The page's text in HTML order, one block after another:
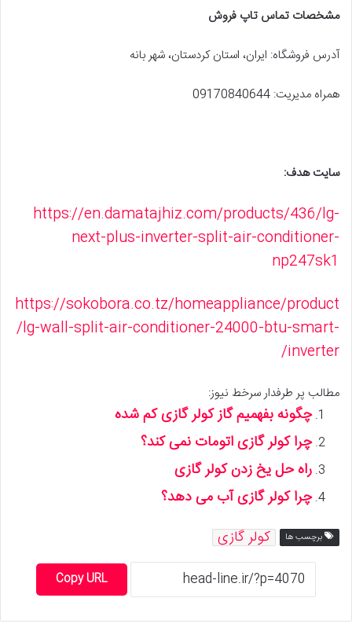
مشخصات تماس تاپ فروش
آدرس فروشگاه: ایران، استان کردستان، شهر بانه
همراه مدیریت: 09170840644
سایت هدف:
https://en.damatajhiz.com/products/436/lg-
next-plus-inverter-split-air-conditioner-
np247sk1
https://sokobora.co.tz/homeappliance/product
/lg-wall-split-air-conditioner-24000-btu-smart-
inverter/
مطالب پر طرفدار سرخط نیوز:
چگونه بفهمیم گاز کولر گازی کم شده
چرا کولر گازی اتومات نمی کند؟
راه حل یخ زدن کولر گازی
چرا کولر گازی آب می دهد؟
برچسب ها کولر گازی
Copy URL